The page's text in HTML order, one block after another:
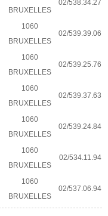
BRUXELLES
02/538.34.27
1060
BRUXELLES
02/539.39.06
1060
BRUXELLES
02/539.25.76
1060
BRUXELLES
02/539.37.63
1060
BRUXELLES
02/539.24.84
1060
BRUXELLES
02/534.11.94
1060
BRUXELLES
02/537.06.94